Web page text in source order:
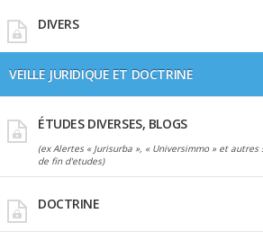
DIVERS
VEILLE JURIDIQUE ET DOCTRINE
ÉTUDES DIVERSES, BLOGS
(ex Alertes « Jurisurba », « Universimmo » et autres
de fin d'etudes)
DOCTRINE